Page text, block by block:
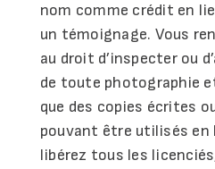
nom comme crédit en
un témoignage. Vous
au droit d’inspecter ou
de toute photographie
que des copies écrites
pouvant être utilisés en
libérez tous les